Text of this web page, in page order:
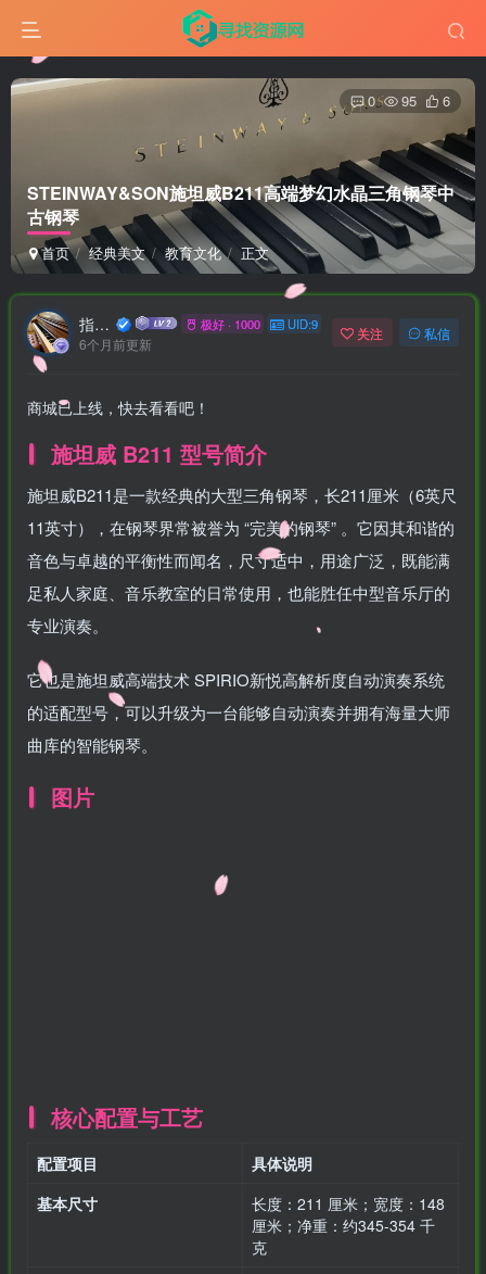
STEINWAY&SON施坦威B211高端梦幻水晶三角钢琴中
古钢琴
首页 经典美文 教育文化 正文
0 95 6
指乎乐器 极好 · 1000 UID:9
6个月前更新
关注 私信
商城已上线，快去看看吧！
施坦威 B211 型号简介
施坦威B211是一款经典的大型三角钢琴，长211厘米（6英尺
11英寸），在钢琴界常被誉为 “完美的钢琴” 。它因其和谐的
音色与卓越的平衡性而闻名，尺寸适中，用途广泛，既能满
足私人家庭、音乐教室的日常使用，也能胜任中型音乐厅的
专业演奏。
它也是施坦威高端技术 SPIRIO新悦高解析度自动演奏系统
的适配型号，可以升级为一台能够自动演奏并拥有海量大师
曲库的智能钢琴。
图片
核心配置与工艺
配置项目
具体说明
基本尺寸
长度：211 厘米；宽度：148
厘米；净重：约345-354 千
克